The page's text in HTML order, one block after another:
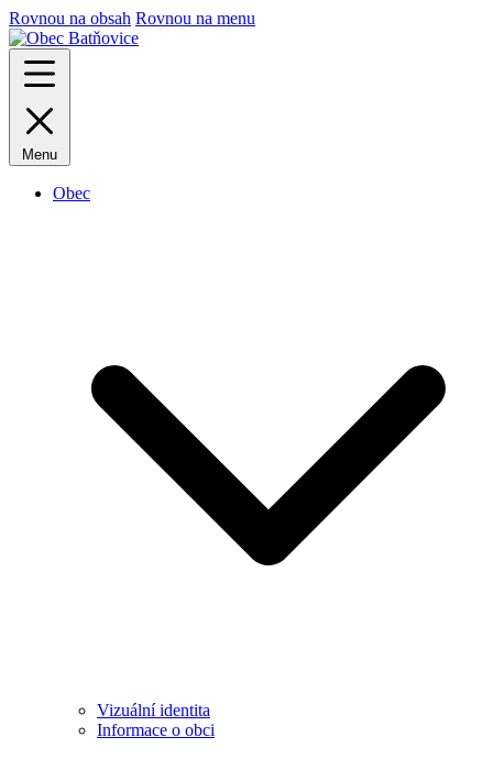
Rovnou na obsah Rovnou na menu
Menu
Obec
Vizuální identita
Informace o obci